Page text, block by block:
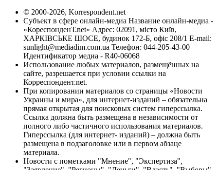
© 2000-2026, Korrespondent.net
Субъект в сфере онлайн-медиа Название онлайн-медиа -
«КореспонденТ.net» Адрес: 02091, місто Київ,
ХАРКІВСЬКЕ ШОСЕ, будинок 172-Б, офіс 208/1 E-mail:
sunlight@mediadim.com.ua Телефон: 044-205-43-00
Идентификатор медиа - R40-06068
Использование любых материалов, размещённых на
сайте, разрешается при условии ссылки на
Корреспондент.net.
При копировании материалов со страницы «Новости
Украины и мира», для интернет-изданий – обязательна
прямая открытая для поисковых систем гиперссылка.
Ссылка должна быть размещена в независимости от
полного либо частичного использования материалов.
Гиперссылка (для интернет- изданий) – должна быть
размещена в подзаголовке или в первом абзаце
материала.
Новости с пометками "Мнение", "Экспертиза",